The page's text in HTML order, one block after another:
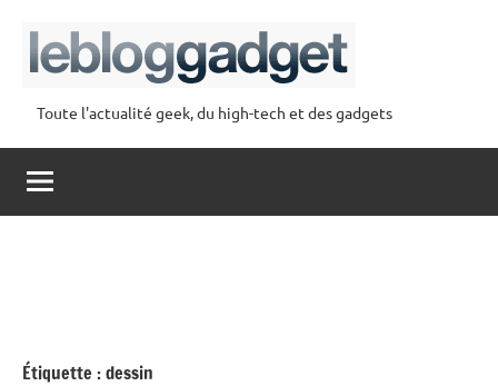
contenu
lebloggadget
Toute l'actualité geek, du high-tech et des gadgets
Étiquette :dessin